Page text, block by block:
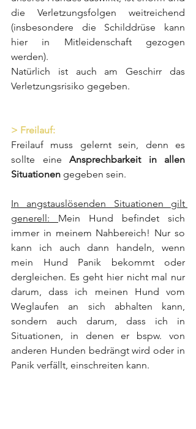
die Verletzungsfolgen weitreichend
(insbesondere die Schilddrüse kann
hier in Mitleidenschaft gezogen
werden).
Natürlich ist auch am Geschirr das
Verletzungsrisiko gegeben.
> Freilauf:
Freilauf muss gelernt sein, denn es
sollte eine Ansprechbarkeit in allen
Situationen gegeben sein.
In angstauslösenden Situationen gilt
generell: Mein Hund befindet sich
immer in meinem Nahbereich! Nur so
kann ich auch dann handeln, wenn
mein Hund Panik bekommt oder
dergleichen. Es geht hier nicht mal nur
darum, dass ich meinen Hund vom
Weglaufen an sich abhalten kann,
sondern auch darum, dass ich in
Situationen, in denen er bspw. von
anderen Hunden bedrängt wird oder in
Panik verfällt, einschreiten kann.